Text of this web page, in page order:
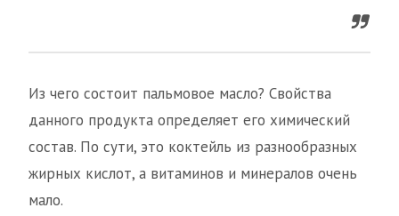
Из чего состоит пальмовое масло? Свойства
данного продукта определяет его химический
состав. По сути, это коктейль из разнообразных
жирных кислот, а витаминов и минералов очень
мало.